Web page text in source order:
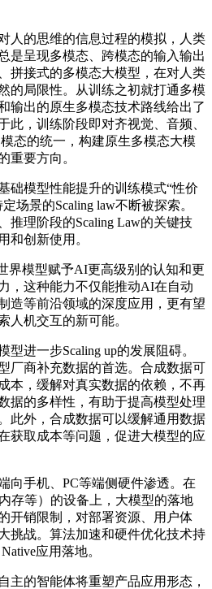
的思维的信息过程的模拟，人类
是呈现多模态、跨模态的输入输出
拼接式的多模态大模型，在对人类
的局限性。从训练之初就打通多模
输出的原生多模态技术路线给出了
此，训练阶段即对齐视觉、音频、
态的统一，构建原生多模态大模
重要方向。
模型性能提升的训练模式“性价
场景的Scaling law不断被探索。
推理阶段的Scaling Law的关键技
和创新使用。
模型赋予AI更高级别的认知和更
，这种能力不仅能推动AI在自动
造等前沿领域的深度应用，更有望
人机交互的新可能。
进一步Scaling up的发展阻碍。
厂商补充数据的首选。合成数据可
本，缓解对真实数据的依赖，不再
据的多样性，有助于提高模型处理
此外，合成数据可以缓解通用数据
获取成本等问题，促进大模型的应
手机、PC等端侧硬件渗透。在
存等）的设备上，大模型的落地
开销限制，对部署资源、用户体
挑战。算法加速和硬件优化技术持
应用落地。
的智能体将重塑产品应用形态，